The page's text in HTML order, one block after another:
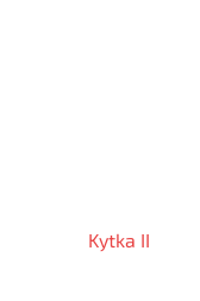
Kytka II